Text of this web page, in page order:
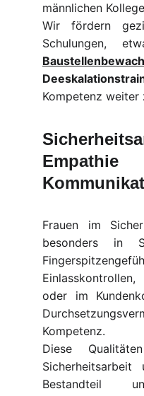
männlichen
Wir fördern
Schulungen,
Kompetenz weiter
Frauen im
besonders in
oder im
Kompetenz.
Diese
Bestandteil